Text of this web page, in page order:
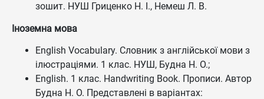
зошит. НУШ Гриценко Н. І., Немеш Л. В.
Іноземна мова
English Vocabulary. Словник з англійської мови з
ілюстраціями. 1 клас. НУШ, Будна Н. О.;
English. 1 клас. Handwriting Book. Прописи. Автор
Будна Н. О. Представлені в варіантах: